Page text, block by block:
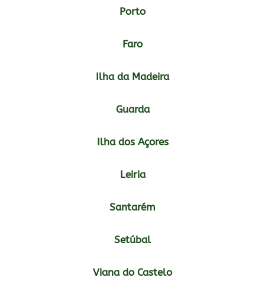
Porto
Faro
Ilha da Madeira
Guarda
Ilha dos Açores
Leiria
Santarém
Setúbal
Viana do Castelo